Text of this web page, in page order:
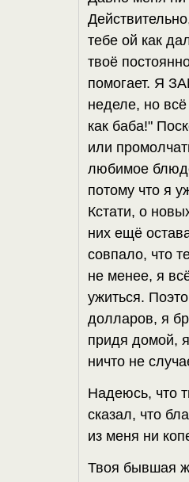
тебе ой как
твоё
помогает. Я
неделе, но
как баба!"
или
любимое
потому что я
Кстати, о
них ещё
совпало, что
не менее, я
ужиться.
долларов, я
придя домой,
ничто не
Надеюсь, что
сказал, что
из меня ни
Твоя бывшая